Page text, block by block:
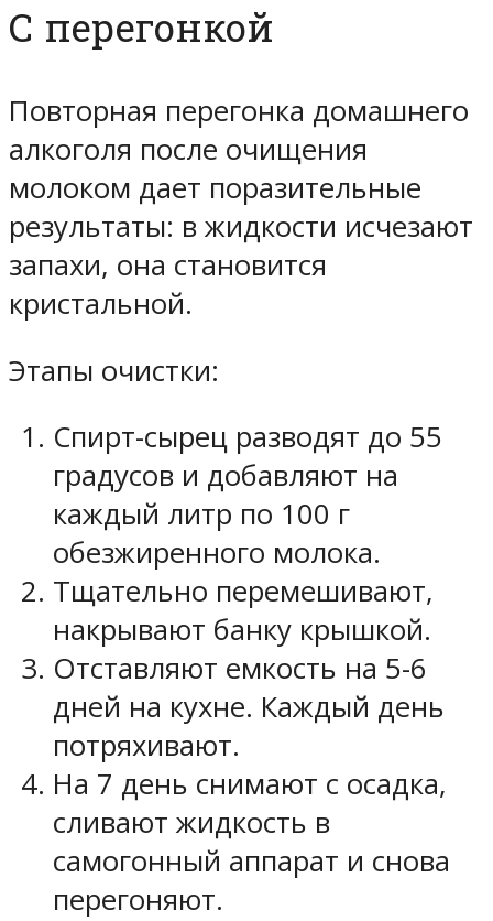
С перегонкой
Повторная перегонка домашнего
алкоголя после очищения
молоком дает поразительные
результаты: в жидкости исчезают
запахи, она становится
кристальной.
Этапы очистки:
Спирт-сырец разводят до 55
градусов и добавляют на
каждый литр по 100 г
обезжиренного молока.
Тщательно перемешивают,
накрывают банку крышкой.
Отставляют емкость на 5-6
дней на кухне. Каждый день
потряхивают.
На 7 день снимают с осадка,
сливают жидкость в
самогонный аппарат и снова
перегоняют.